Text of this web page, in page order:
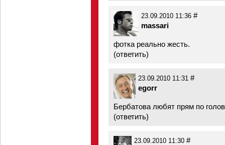
23.09.2010 11:36 #
massari
фотка реально жесть.
(ответить)
23.09.2010 11:31 #
egorr
Бербатова любят прям по
(ответить)
23.09.2010 11:30 #